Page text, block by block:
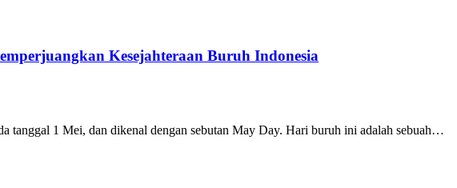
Kesejahteraan Buruh Indonesia
1 Mei, dan dikenal dengan sebutan May Day. Hari buruh ini adalah sebuah…